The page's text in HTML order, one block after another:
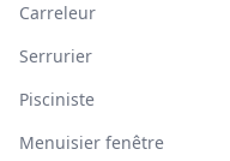
Carreleur
Serrurier
Pisciniste
Menuisier fenêtre